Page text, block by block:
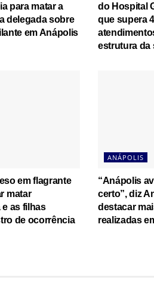
para matar a
delegada sobre
em Anápolis
do Hospital
que supera
estrutura da
em flagrante
matar
as filhas
de ocorrência
ANÁPOLIS
“Anápolis
certo”, diz
destacar
realizadas